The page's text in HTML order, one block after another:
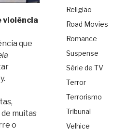
violência
que
muitas
o
Religião
Road Movies
Romance
Suspense
Série de TV
Terror
Terrorismo
Tribunal
Velhice